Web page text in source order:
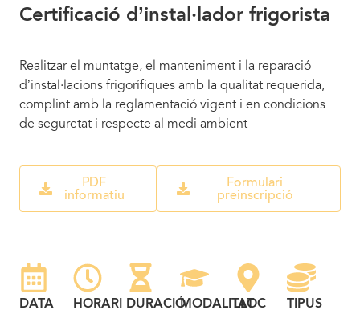
Certificació d’instal·lador frigorista
Realitzar el muntatge, el manteniment i la reparació
d’instal·lacions frigorífiques amb la qualitat requerida,
complint amb la reglamentació vigent i en condicions
de seguretat i respecte al medi ambient
PDF
informatiu
Formulari
preinscripció
DATA HORARI DURACIÓMODALITAT
LLOC
TIPUS